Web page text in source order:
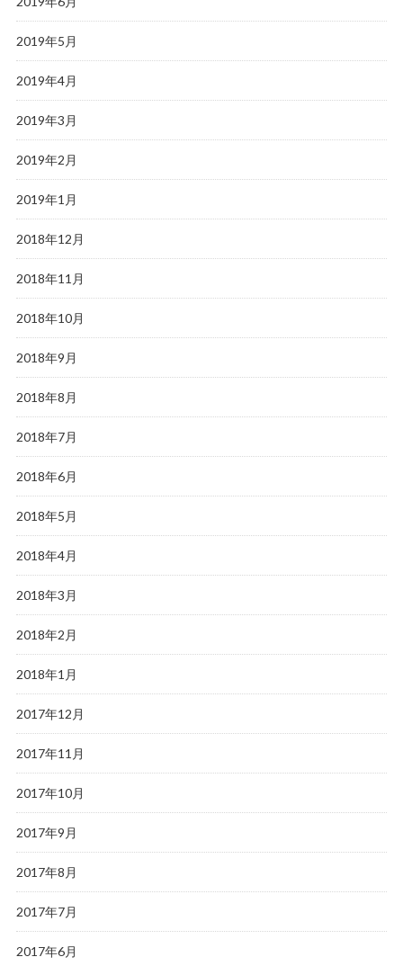
2019年5月
2019年4月
2019年3月
2019年2月
2019年1月
2018年12月
2018年11月
2018年10月
2018年9月
2018年8月
2018年7月
2018年6月
2018年5月
2018年4月
2018年3月
2018年2月
2018年1月
2017年12月
2017年11月
2017年10月
2017年9月
2017年8月
2017年7月
2017年6月